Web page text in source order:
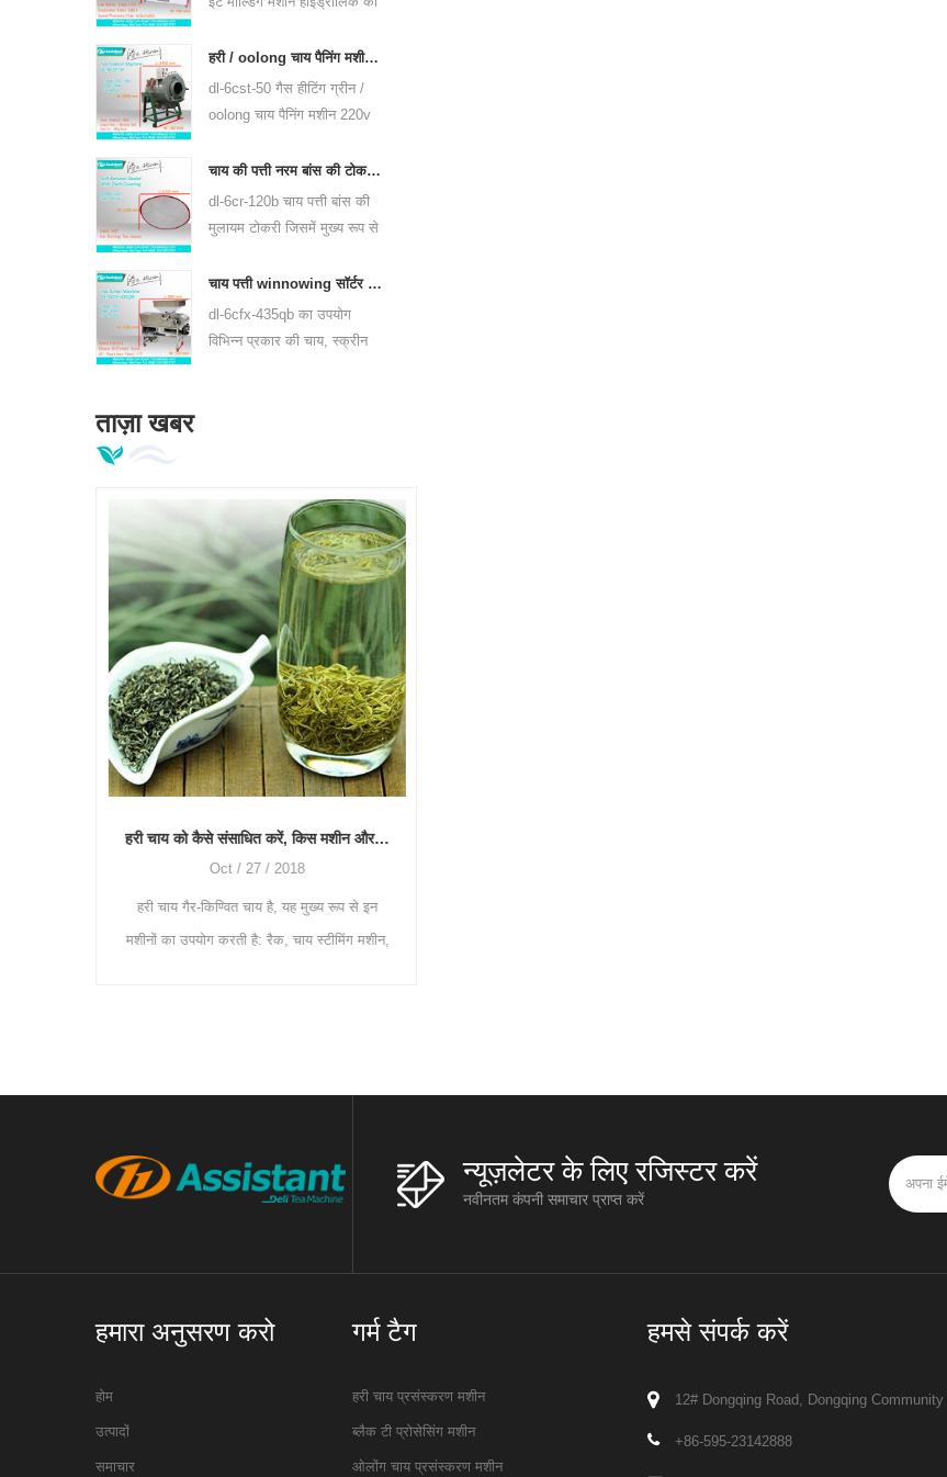
अन्य चाय केक और चाय ईंट दबा
सकते हैं।
हरी / oolong चाय पैनिंग मशीन चाय पत्ती पैननर उपकरण 6cst-50
dl-6cst-50 गैस हीटिंग ग्रीन /
oolong चाय पैनिंग मशीन 220v
50cm, उच्चतम तापमान 350 ℃
का उपयोग कर सकते हैं, यह प्रति
घंटे 25kg चाय की प्रक्रिया कर
चाय की पत्ती नरम बांस की टोकरी जिसमें 6crh-120b शामिल है
dl-6cr-120b चाय पत्ती बांस की
मुलायम टोकरी जिसमें मुख्य रूप से
भंडारण, और प्रत्येक प्रसंस्करण
प्रक्रिया के बीच चाय हस्तांतरित
करने के लिए उपयोग किया जाता
चाय पत्ती winnowing सॉर्टर मशीन dl-6cfx-435qb
dl-6cfx-435qb का उपयोग
विभिन्न प्रकार की चाय, स्क्रीन
ताज़ा खबर
हरी चाय को कैसे संसाधित करें, किस मशीन और उपयोग की आवश्यकता है?
Oct / 27 / 2018
हरी चाय गैर-किण्वित चाय है, यह मुख्य रूप से इन
मशीनों का उपयोग करती है: रैक, चाय स्टीमिंग मशीन,
न्यूज़लेटर के लिए रजिस्टर करें
नवीनतम कंपनी समाचार प्राप्त करें
हमारा अनुसरण करो
होम
उत्पादों
समाचार
गर्म टैग
हरी चाय प्रसंस्करण मशीन
ब्लैक टी प्रोसेसिंग मशीन
ओलोंग चाय प्रसंस्करण मशीन
हमसे संपर्क करें
12# Dongqing Road, Dongqing Community
+86-595-23142888